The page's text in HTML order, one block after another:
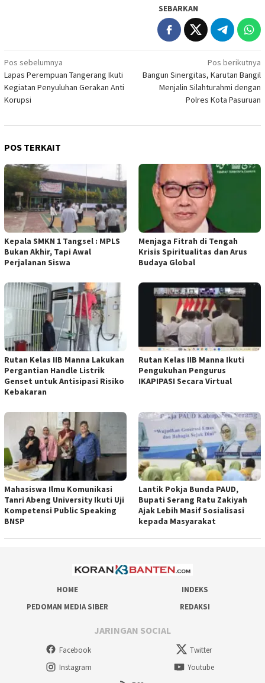
SEBARKAN
Navigasi
pos
Pos sebelumnya
Lapas Perempuan Tangerang Ikuti
Kegiatan Penyuluhan Gerakan Anti
Korupsi
Pos berikutnya
Bangun Sinergitas, Karutan Bangil
Menjalin Silahturahmi dengan
Polres Kota Pasuruan
POS TERKAIT
Kepala SMKN 1 Tangsel : MPLS
Bukan Akhir, Tapi Awal
Perjalanan Siswa
Menjaga Fitrah di Tengah
Krisis Spiritualitas dan Arus
Budaya Global
Rutan Kelas IIB Manna Lakukan
Pergantian Handle Listrik
Genset untuk Antisipasi Risiko
Kebakaran
Rutan Kelas IIB Manna Ikuti
Pengukuhan Pengurus
IKAPIPASI Secara Virtual
Mahasiswa Ilmu Komunikasi
Tanri Abeng University Ikuti Uji
Kompetensi Public Speaking
BNSP
Lantik Pokja Bunda PAUD,
Bupati Serang Ratu Zakiyah
Ajak Lebih Masif Sosialisasi
kepada Masyarakat
HOME
INDEKS
PEDOMAN MEDIA SIBER
REDAKSI
JARINGAN SOCIAL
Facebook
Twitter
Instagram
Youtube